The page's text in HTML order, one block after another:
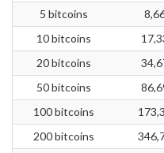
5 bitcoins
10 bitcoins
20 bitcoins
50 bitcoins
100 bitcoins
200 bitcoins